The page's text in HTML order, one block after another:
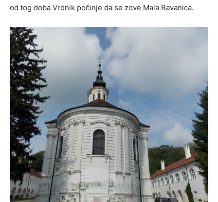
od tog doba Vrdnik počinje da se zove Mala Ravanica.